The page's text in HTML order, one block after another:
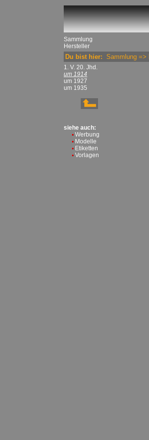
Sammlung
Hersteller
Du bist hier: Sammlung =>
1. V. 20. Jhd.
um 1914
um 1927
um 1935
siehe auch:
Werbung
Modelle
Etiketten
Vorlagen